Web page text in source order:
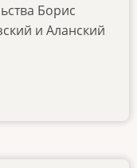
Борис
и Аланский